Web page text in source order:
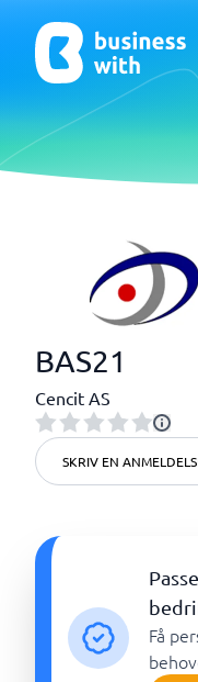
BAS21
Cencit AS
SKRIV EN
Få